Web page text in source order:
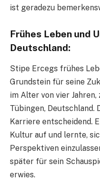
ist geradezu
Frühes Leben und
Deutschland:
Stipe Ercegs frühes
Grundstein für seine
im Alter von vier
Tübingen, Deutschland.
Karriere entscheidend.
Kultur auf und lernte,
Perspektiven
später für sein
erwies.